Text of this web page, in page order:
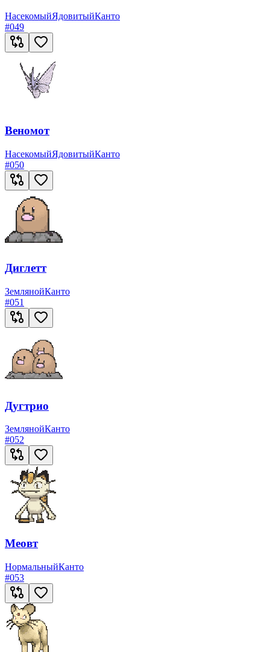
НасекомыйЯдовитыйКанто
#049
Веномот
НасекомыйЯдовитыйКанто
#050
Диглетт
ЗемлянойКанто
#051
Дугтрио
ЗемлянойКанто
#052
Меовт
НормальныйКанто
#053